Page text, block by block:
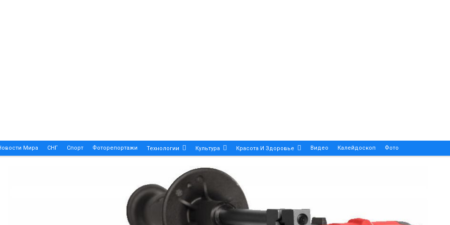
Мира СНГ Спорт Фоторепортажи Технологии Культура Красота И Здоровье Видео Калейдоскоп Фото